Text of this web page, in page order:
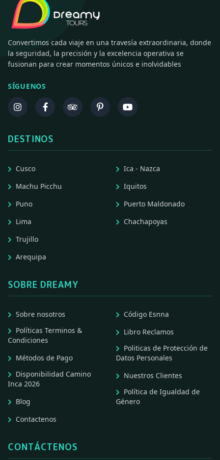
Convertimos cada viaje en una travesía extraordinaria, donde
la seguridad, la precisión y la excelencia operativa se
fusionan para crear momentos únicos e inolvidables
SÍGUENOS
DESTINOS
Cusco
Machu Picchu
Puno
Lima
Trujillo
Arequipa
Ica - Nazca
Iquitos
Puerto Maldonado
Chachapoyas
SOBRE DREAMY
Sobre nosotros
Políticas Terminos &
Condiciones
Métodos de Pago
Disponibilidad Camino
Inca 2026
Blog
Contactenos
Código Esnna
Libro Reclamos
Politicas de Protección de
Datos Personales
Nuestros Clientes
Política de Igualdad de
Género
CONTÁCTENOS